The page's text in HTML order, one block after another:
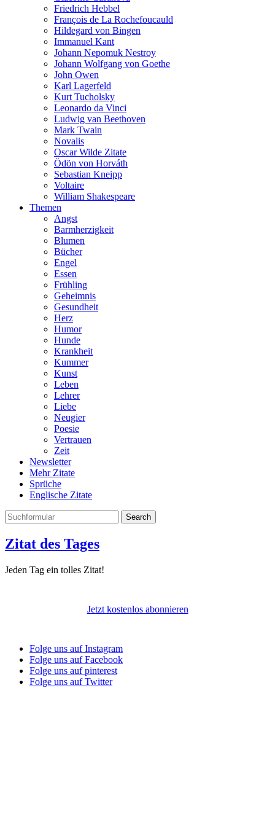
Friedrich Hebbel
François de La Rochefoucauld
Hildegard von Bingen
Immanuel Kant
Johann Nepomuk Nestroy
Johann Wolfgang von Goethe
John Owen
Karl Lagerfeld
Kurt Tucholsky
Leonardo da Vinci
Ludwig van Beethoven
Mark Twain
Novalis
Oscar Wilde Zitate
Ödön von Horváth
Sebastian Kneipp
Voltaire
William Shakespeare
Themen
Angst
Barmherzigkeit
Blumen
Bücher
Engel
Essen
Frühling
Geheimnis
Gesundheit
Herz
Humor
Hunde
Krankheit
Kummer
Kunst
Leben
Lehrer
Liebe
Neugier
Poesie
Vertrauen
Zeit
Newsletter
Mehr Zitate
Sprüche
Englische Zitate
Search
Zitat des Tages
Jeden Tag ein tolles Zitat!
Jetzt kostenlos abonnieren
Folge uns auf Instagram
Folge uns auf Facebook
Folge uns auf pinterest
Folge uns auf Twitter